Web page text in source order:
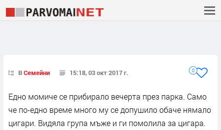
ВСемейни 15:18, 03 окт 2017 г. 0
Едно момиче се прибирало вечерта през парка. Само
че по-едно време много му се допушило обаче нямало
цигари. Видяла група мъже и ги помолила за цигара.